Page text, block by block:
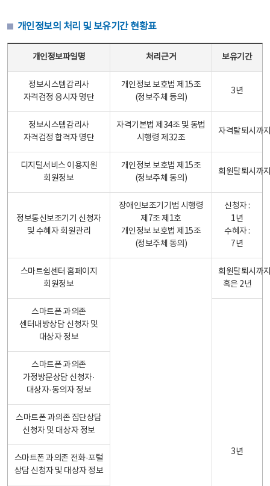
개인정보의 처리 및 보유기간 현황표
개인정보파일명 처리근거 보유기간
정보시스템감리사
자격검정 응시자 명단
개인정보 보호법 제15조
(정보주체 등의)
3년
정보시스템감리사
자격검정 합격자 명단
자격기본법 제34조 및 동법
시행령 제32조
자격탈퇴시까
디지털서비스 이용지원
회원정보
개인정보 보호법 제15조
(정보주체 동의)
회원탈퇴시까
정보통신보조기기 신청자
및 수혜자 회원관리
장애인보조기기법 시행령
제7조 제1호
개인정보 보호법 제15조
(정보주체 동의)
신청자 :
1년
수혜자 :
7년
스마트쉼센터 홈페이지
회원정보
회원탈퇴시까
혹은 2년
스마트폰 과의존
센터내방상담 신청자 및
대상자 정보
3년
스마트폰 과의존
가정방문상담 신청자·
대상자·동의자 정보
스마트폰 과의존 집단상담
신청자 및 대상자 정보
스마트폰 과의존 전화·포털
상담 신청자 및 대상자 정보